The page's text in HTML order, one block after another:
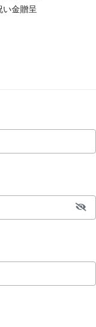
い金贈呈